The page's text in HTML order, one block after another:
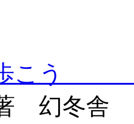
歩こう
幻冬舎